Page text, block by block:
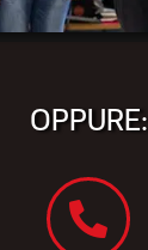
OPPURE: